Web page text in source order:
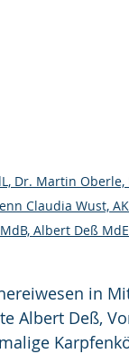
Dr. Martin
Claudia Wust,
Albert Deß
in
Albert Deß,